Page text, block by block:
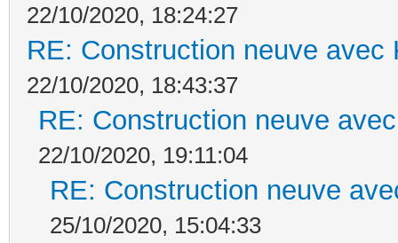
22/10/2020, 18:24:27
RE: Construction neuve avec
22/10/2020, 18:43:37
RE: Construction neuve
22/10/2020, 19:11:04
RE: Construction neuve
25/10/2020, 15:04:33